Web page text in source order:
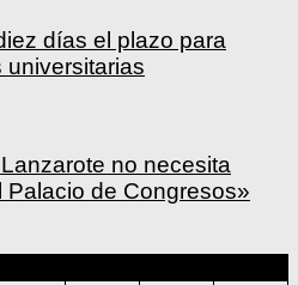
días el plazo para
universitarias
no necesita
de Congresos»